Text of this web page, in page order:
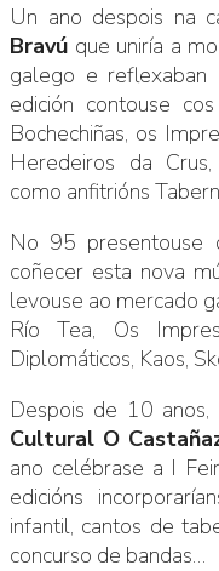
Un ano despois na
Bravú que uniría a
galego e reflexaban
edición contouse
Bochechiñas, os
Heredeiros da
como anfitrións
No 95 presentouse
coñecer esta nova
levouse ao mercado
Río Tea, Os
Diplomáticos, Kaos,
Despois de 10 anos,
Cultural O
ano celébrase a I
edicións
infantil, cantos de
concurso de bandas…